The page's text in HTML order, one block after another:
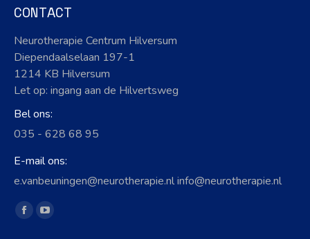
CONTACT
Neurotherapie Centrum Hilversum
Diependaalselaan 197-1
1214 KB Hilversum
Let op: ingang aan de Hilvertsweg
Bel ons:
035 - 628 68 95
E-mail ons:
e.vanbeuningen@neurotherapie.nl info@neurotherapie.nl
Vind ons op:
Facebook
YouTube